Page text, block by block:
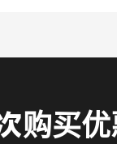
购买优